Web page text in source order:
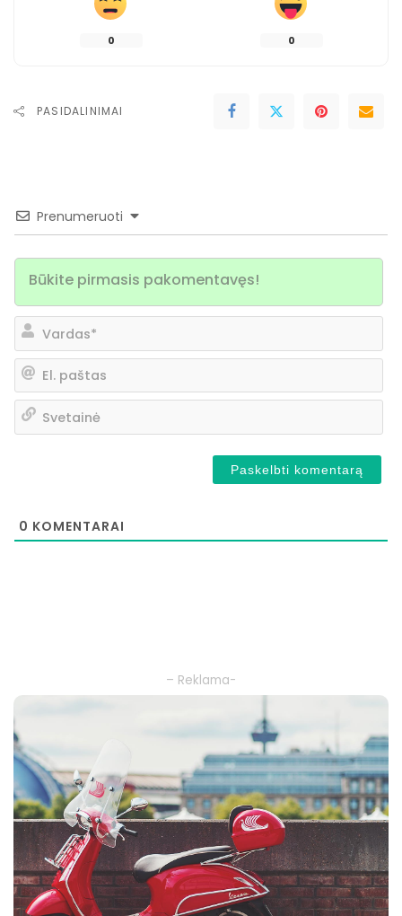
0 0
PASIDALINIMAI
Prenumeruoti
0 KOMENTARAI
– Reklama-